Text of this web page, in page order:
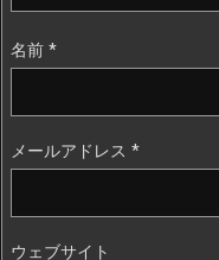
名前 *
メールアドレス *
ウェブサイト